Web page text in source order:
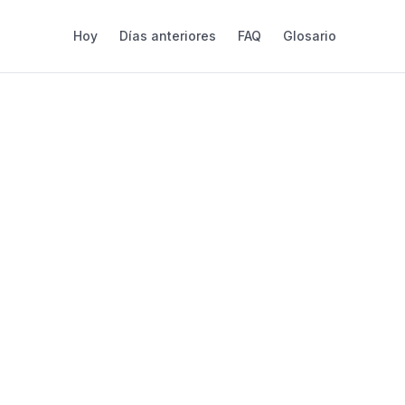
Hoy Días anteriores FAQ Glosario